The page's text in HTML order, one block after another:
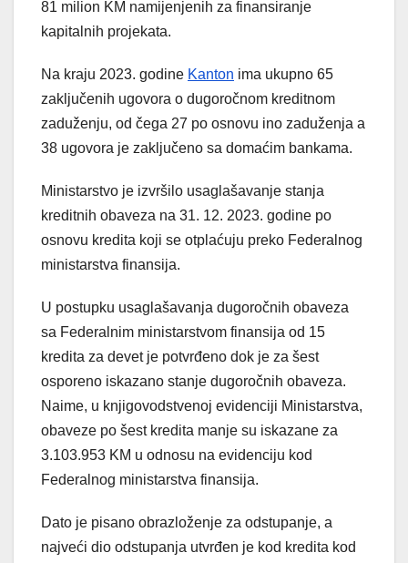
81 milion KM namijenjenih za finansiranje
kapitalnih projekata.
Na kraju 2023. godine Kanton ima ukupno 65
zaključenih ugovora o dugoročnom kreditnom
zaduženju, od čega 27 po osnovu ino zaduženja a
38 ugovora je zaključeno sa domaćim bankama.
Ministarstvo je izvršilo usaglašavanje stanja
kreditnih obaveza na 31. 12. 2023. godine po
osnovu kredita koji se otplaćuju preko Federalnog
ministarstva finansija.
U postupku usaglašavanja dugoročnih obaveza
sa Federalnim ministarstvom finansija od 15
kredita za devet je potvrđeno dok je za šest
osporeno iskazano stanje dugoročnih obaveza.
Naime, u knjigovodstvenoj evidenciji Ministarstva,
obaveze po šest kredita manje su iskazane za
3.103.953 KM u odnosu na evidenciju kod
Federalnog ministarstva finansija.
Dato je pisano obrazloženje za odstupanje, a
najveći dio odstupanja utvrđen je kod kredita kod